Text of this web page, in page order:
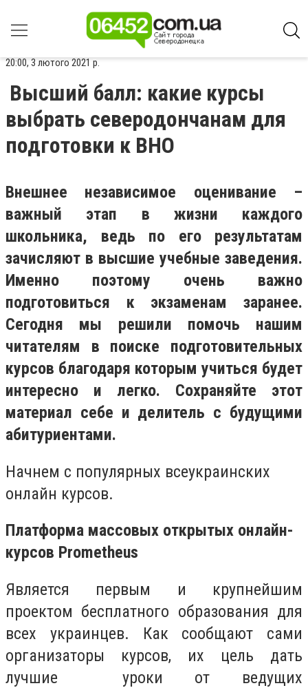
20:00, 3 лютого 2021 р.
Высший балл: какие курсы
выбрать северодончанам для
подготовки к ВНО
Внешнее независимое оценивание –
важный этап в жизни каждого
школьника, ведь по его результатам
зачисляют в высшие учебные заведения.
Именно поэтому очень важно
подготовиться к экзаменам заранее.
Сегодня мы решили помочь нашим
читателям в поиске подготовительных
курсов благодаря которым учиться будет
интересно и легко. Сохраняйте этот
материал себе и делитель с будущими
абитуриентами.
Начнем с популярных всеукраинских
онлайн курсов.
Платформа массовых открытых онлайн-
курсов Prometheus
Является первым и крупнейшим
проектом бесплатного образования для
всех украинцев. Как сообщают сами
организаторы курсов, их цель дать
лучшие уроки от ведущих